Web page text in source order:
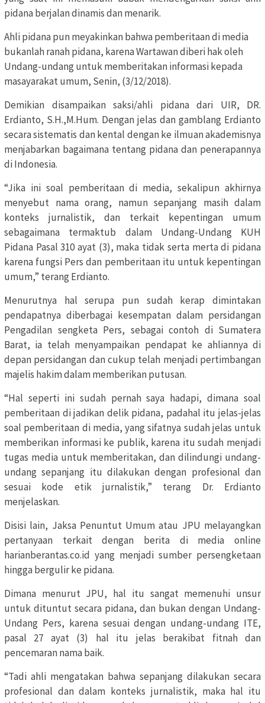
pidana berjalan dinamis dan menarik.
Ahli pidana pun meyakinkan bahwa pemberitaan di media
bukanlah ranah pidana, karena Wartawan diberi hak oleh
Undang-undang untuk memberitakan informasi kepada
masayarakat umum, Senin, (3/12/2018).
Demikian disampaikan saksi/ahli pidana dari UIR, DR.
Erdianto, S.H.,M.Hum. Dengan jelas dan gamblang Erdianto
secara sistematis dan kental dengan ke ilmuan akademisnya
menjabarkan bagaimana tentang pidana dan penerapannya
di Indonesia.
“Jika ini soal pemberitaan di media, sekalipun akhirnya
menyebut nama orang, namun sepanjang masih dalam
konteks jurnalistik, dan terkait kepentingan umum
sebagaimana termaktub dalam Undang-Undang KUH
Pidana Pasal 310 ayat (3), maka tidak serta merta di pidana
karena fungsi Pers dan pemberitaan itu untuk kepentingan
umum,” terang Erdianto.
Menurutnya hal serupa pun sudah kerap dimintakan
pendapatnya diberbagai kesempatan dalam persidangan
Pengadilan sengketa Pers, sebagai contoh di Sumatera
Barat, ia telah menyampaikan pendapat ke ahliannya di
depan persidangan dan cukup telah menjadi pertimbangan
majelis hakim dalam memberikan putusan.
“Hal seperti ini sudah pernah saya hadapi, dimana soal
pemberitaan di jadikan delik pidana, padahal itu jelas-jelas
soal pemberitaan di media, yang sifatnya sudah jelas untuk
memberikan informasi ke publik, karena itu sudah menjadi
tugas media untuk memberitakan, dan dilindungi undang-
undang sepanjang itu dilakukan dengan profesional dan
sesuai kode etik jurnalistik,” terang Dr. Erdianto
menjelaskan.
Disisi lain, Jaksa Penuntut Umum atau JPU melayangkan
pertanyaan terkait dengan berita di media online
harianberantas.co.id yang menjadi sumber persengketaan
hingga bergulir ke pidana.
Dimana menurut JPU, hal itu sangat memenuhi unsur
untuk dituntut secara pidana, dan bukan dengan Undang-
Undang Pers, karena sesuai dengan undang-undang ITE,
pasal 27 ayat (3) hal itu jelas berakibat fitnah dan
pencemaran nama baik.
“Tadi ahli mengatakan bahwa sepanjang dilakukan secara
profesional dan dalam konteks jurnalistik, maka hal itu